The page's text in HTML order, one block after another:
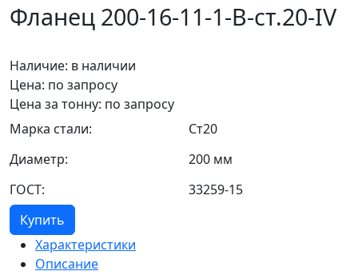
Фланец 200-16-11-1-B-ст.20-IV
Наличие: в наличии
Цена: по запросу
Цена за тонну: по запросу
Марка стали:
Ст20
Диаметр:
200 мм
ГОСТ:
33259-15
Купить
Характеристики
Описание